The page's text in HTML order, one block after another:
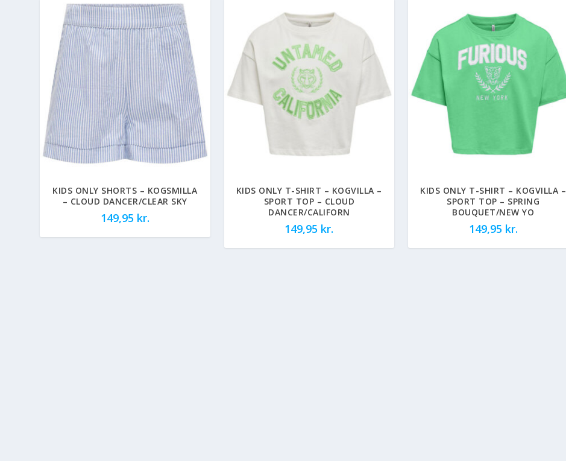
KIDS ONLY SHORTS – KOGSMILLA
– CLOUD DANCER/CLEAR SKY
149,95 kr.
KIDS ONLY T-SHIRT – KOGVILLA –
SPORT TOP – CLOUD
DANCER/CALIFORN
149,95 kr.
KIDS ONLY T-SHIRT – KOGVILLA –
SPORT TOP – SPRING
BOUQUET/NEW YO
149,95 kr.